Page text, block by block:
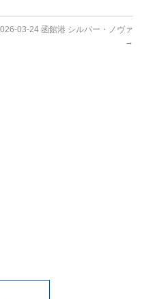
03-24 函館港 シルバー・ノヴァ
→